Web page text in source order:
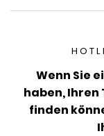
Wenn Sie
haben,
finden